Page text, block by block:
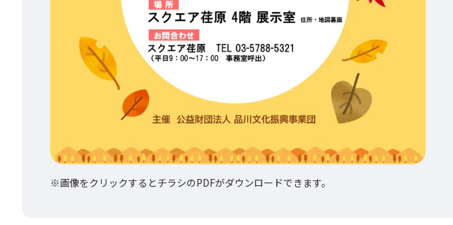
※画像をクリックするとチラシのPDFがダウンロードできます。